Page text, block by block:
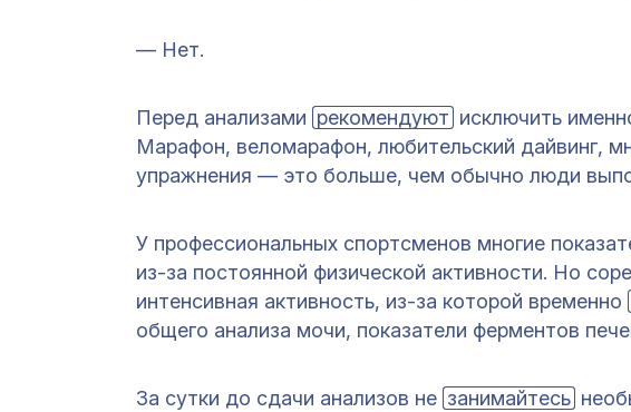
— Нет.
Перед анализами рекомендуют исключить
Марафон, веломарафон, любительский дайвинг,
упражнения — это больше, чем обычно люди
У профессиональных спортсменов многие
из-за постоянной физической активности. Но
интенсивная активность, из-за которой временно
общего анализа мочи, показатели ферментов
За сутки до сдачи анализов не занимайтесь